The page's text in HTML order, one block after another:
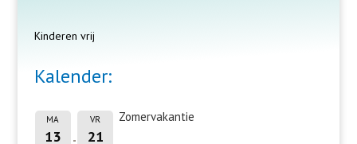
Kinderen vrij
Kalender:
MA
13
VR
21
Zomervakantie